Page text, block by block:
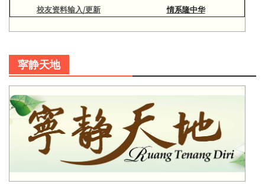
校友资料输入/更新 情系隆中华
寜静天地